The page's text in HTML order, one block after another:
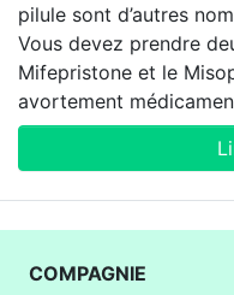
pilule sont d’autres
Vous devez prendre
Mifepristone et le
avortement
COMPAGNIE